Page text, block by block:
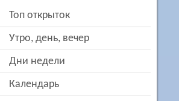
Топ открыток
утро, день, вечер
дни недели
Календарь